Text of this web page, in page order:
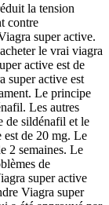
la tension
contre
super active.
le vrai viagra
active est de
super active est
Le principe
Les autres
de sildénafil et le
est de 20 mg. Le
2 semaines. Le
de
super active
Viagra super